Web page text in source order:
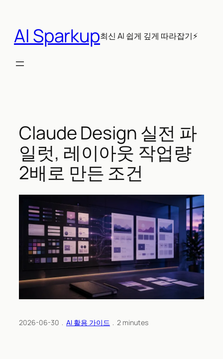
AI Sparkup최신 AI 쉽게 깊게 따라잡기⚡
Claude Design 실전 파
일럿, 레이아웃 작업량
2배로 만든 조건
2026-06-30 ﹒ AI 활용 가이드 ﹒ 2 minutes